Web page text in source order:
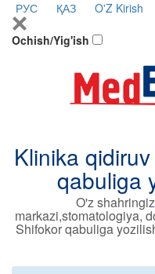
РУС ҚАЗ O'Z Kirish
Ochish/Yig'ish
Klinika
qabuliga
O'z
markazi,stomatologiya,
Shifokor qabuliga